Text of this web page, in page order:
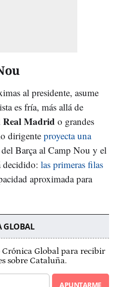
al presidente, asume
es fría, más allá de
Real Madrid o grandes
dirigente proyecta una
Barça al Camp Nou y el
decidido: las primeras filas
aproximada para
GLOBAL
Global para recibir
sobre Cataluña.
APUNTARME